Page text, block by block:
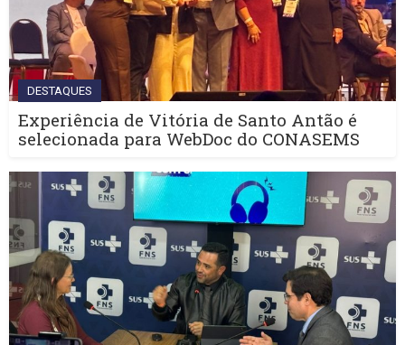
DESTAQUES
Experiência de Vitória de Santo Antão é
selecionada para WebDoc do CONASEMS